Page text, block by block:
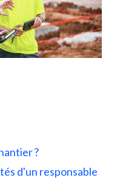
?
d'un responsable